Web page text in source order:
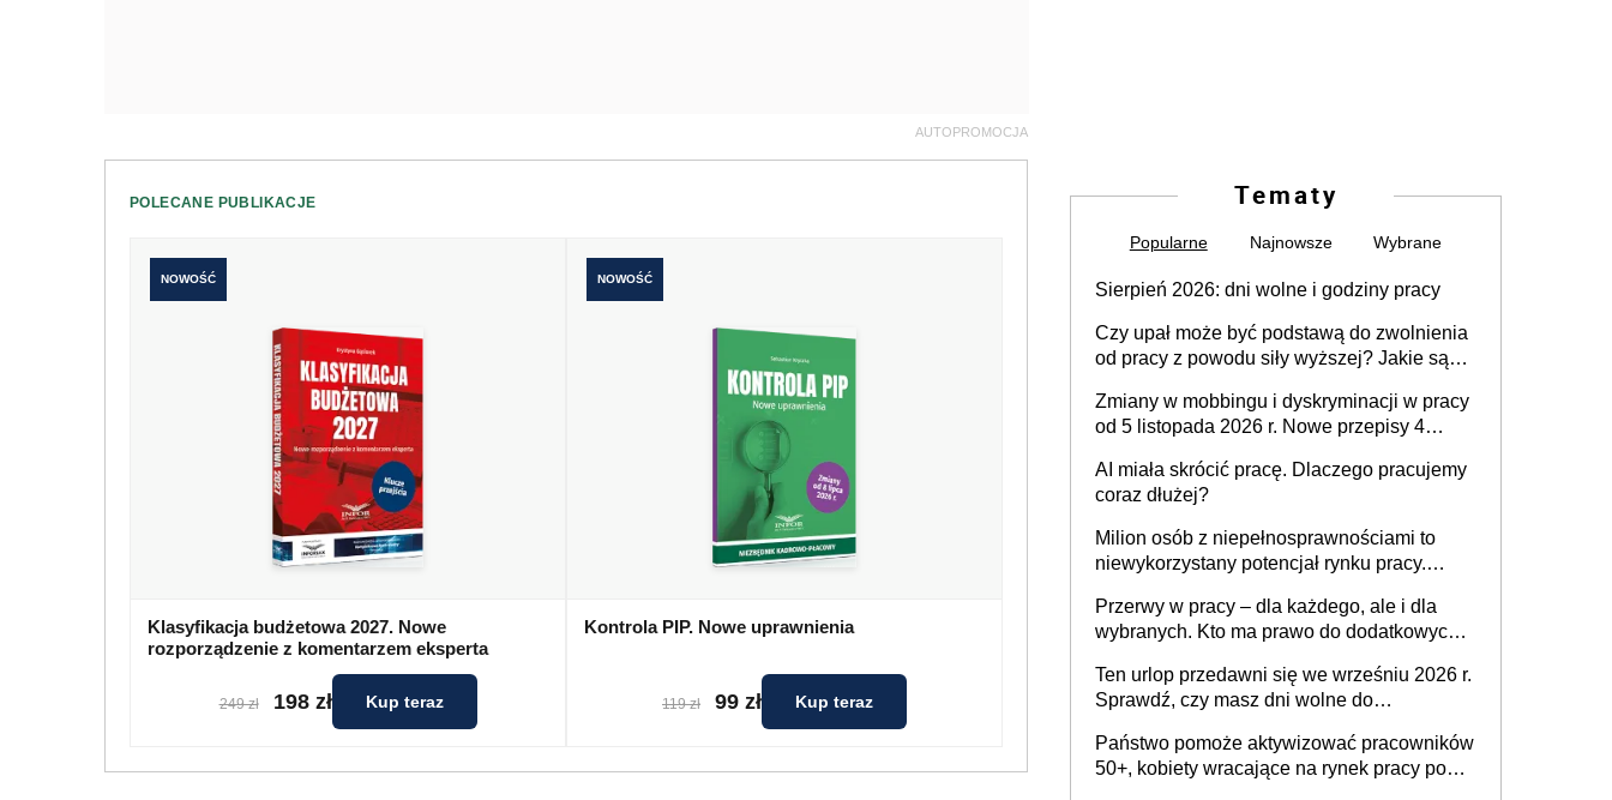
AUTOPROMOCJA
POLECANE PUBLIKACJE
NOWOŚĆ
Klasyfikacja budżetowa 2027. Nowe
rozporządzenie z komentarzem eksperta
249 zł 198 zł Kup teraz
NOWOŚĆ
Kontrola PIP. Nowe uprawnienia
119 zł 99 zł Kup teraz
Tematy
Popularne Najnowsze Wybrane
Sierpień 2026: dni wolne i godziny pracy
Czy upał może być podstawą do zwolnienia
od pracy z powodu siły wyższej? Jakie są
Zmiany w mobbingu i dyskryminacji w pracy
od 5 listopada 2026 r. Nowe przepisy 4
Ustaw
AI miała skrócić pracę. Dlaczego pracujemy
coraz dłużej?
Milion osób z niepełnosprawnościami to
niewykorzystany potencjał rynku pracy.
dofinansowań czy refundacji, ale bariery po
stronie systemu i świadomości
pracodawców [WYWIAD]
Przerwy w pracy – dla każdego, ale i dla
wybranych. Kto ma prawo do dodatkowych
Ten urlop przedawni się we wrześniu 2026 r.
Sprawdź, czy masz dni wolne do
Państwo pomoże aktywizować pracowników
50+, kobiety wracające na rynek pracy po